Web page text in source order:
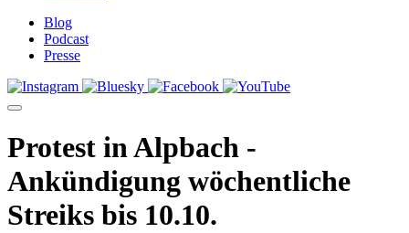
Blog
Podcast
Presse
Protest in Alpbach -
Ankündigung wöchentliche
Streiks bis 10.10.